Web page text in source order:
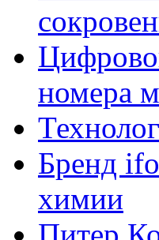
номера
Бренд
химии